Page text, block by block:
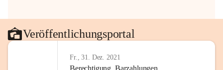
Veröffentlichungsportal
Fr., 31. Dez. 2021
Berechtigung_Barzahlungen